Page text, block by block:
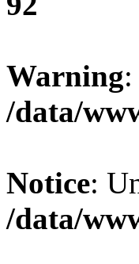
Warning
/data/
Notice:
/data/